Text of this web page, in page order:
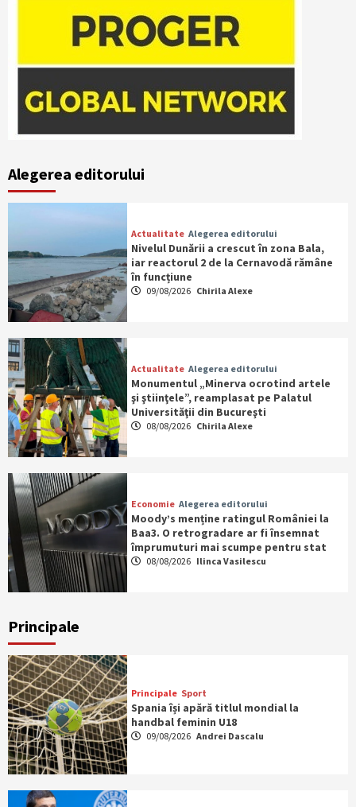
Alegerea editorului
Actualitate Alegerea editorului
Nivelul Dunării a crescut în zona Bala,
iar reactorul 2 de la Cernavodă rămâne
în funcțiune
09/08/2026 Chirila Alexe
Actualitate Alegerea editorului
Monumentul „Minerva ocrotind artele
şi ştiinţele”, reamplasat pe Palatul
Universităţii din Bucureşti
08/08/2026 Chirila Alexe
Economie Alegerea editorului
Moody’s menține ratingul României la
Baa3. O retrogradare ar fi însemnat
împrumuturi mai scumpe pentru stat
08/08/2026 Ilinca Vasilescu
Principale
Principale Sport
Spania își apără titlul mondial la
handbal feminin U18
09/08/2026 Andrei Dascalu